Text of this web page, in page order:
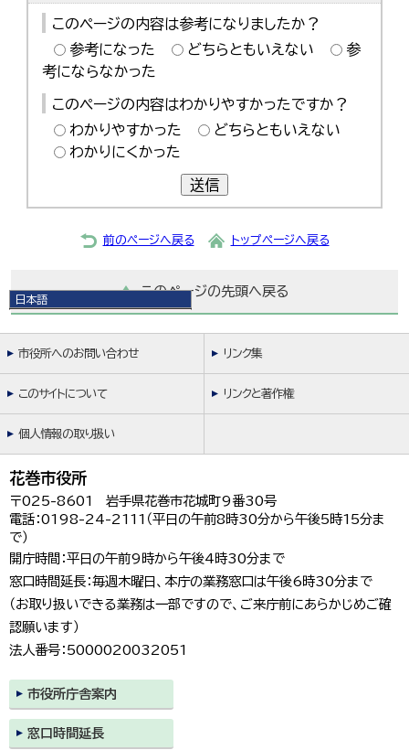
日本語
日本語
English
한국어
繁體中文
このページの内容は参考になりましたか？
参考になった
どちらともいえない
参
考にならなかった
このページの内容はわかりやすかったですか？
わかりやすかった
どちらともいえない
わかりにくかった
送信
前のページへ戻る トップページへ戻る
このページの先頭へ戻る
市役所へのお問い合わせ リンク集
このサイトについて リンクと著作権
個人情報の取り扱い
花巻市役所
〒025-8601 岩手県花巻市花城町9番30号
電話：0198-24-2111（平日の午前8時30分から午後5時15分ま
で）
開庁時間：平日の午前9時から午後4時30分まで
窓口時間延長：毎週木曜日、本庁の業務窓口は午後6時30分まで
（お取り扱いできる業務は一部ですので、ご来庁前にあらかじめご確
認願います）
法人番号：5000020032051
市役所庁舎案内
窓口時間延長